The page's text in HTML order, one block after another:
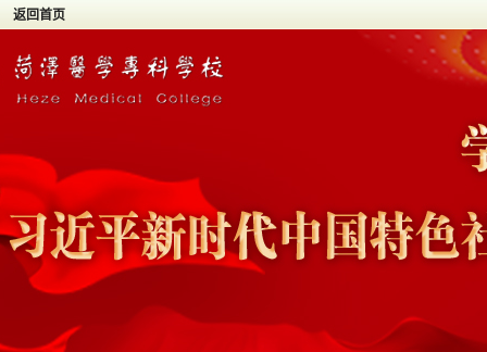
返回首页